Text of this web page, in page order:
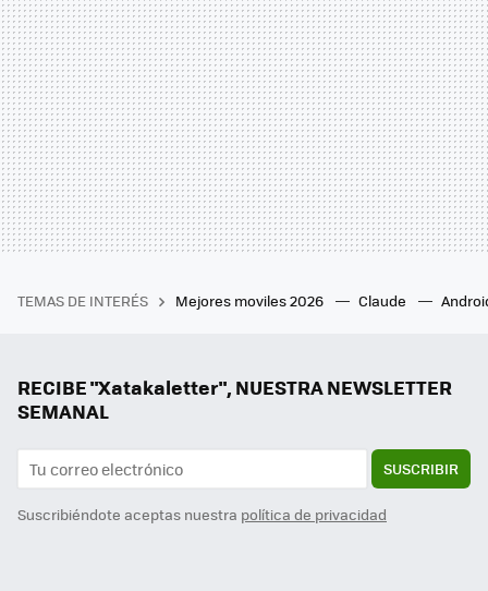
TEMAS DE INTERÉS Mejores moviles 2026 Claude
RECIBE "Xatakaletter", NUESTRA NEWSLETTER
SEMANAL
SUSCRIBIR
Suscribiéndote aceptas nuestra política de privacidad